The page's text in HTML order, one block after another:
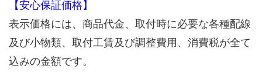
【安心保証価格】
表示価格には、商品代金、取付時に必要な各種配線
及び小物類、取付工賃及び調整費用、消費税が全て
込みの金額です。